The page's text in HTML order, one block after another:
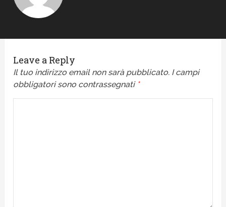
Leave a Reply
Il tuo indirizzo email non sarà pubblicato. I campi
obbligatori sono contrassegnati *